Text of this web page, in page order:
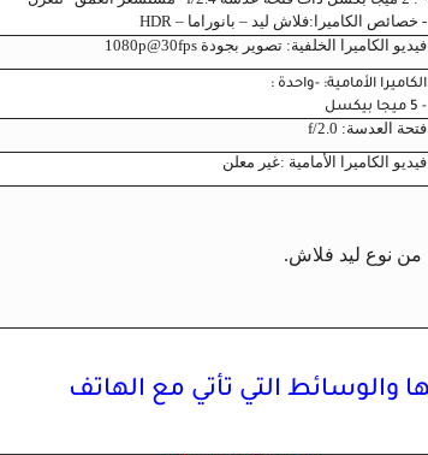
- خصائص الكاميرا:فلاش ليد – بانوراما – HDR
فيديو الكاميرا الخلفية: تصوير بجودة 1080p@30fps
الكاميرا الأمامية: -واحدة :
- 5 ميجا بيكسل
فتحة العدسة: f/2.0
فيديو الكاميرا الأمامية :غير معلن
من نوع ليد فلاش.